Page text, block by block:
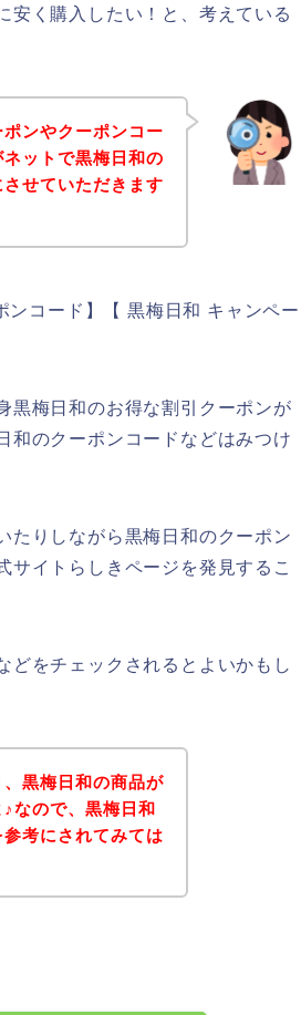
安く購入したい！と、考えている
ンやクーポンコー
ットで黒梅日和の
せていただきます
ンコード】【 黒梅日和 キャンペー
黒梅日和のお得な割引クーポンが
和のクーポンコードなどはみつけ
たりしながら黒梅日和のクーポン
サイトらしきページを発見するこ
どをチェックされるとよいかもし
黒梅日和の商品が
なので、黒梅日和
考にされてみては